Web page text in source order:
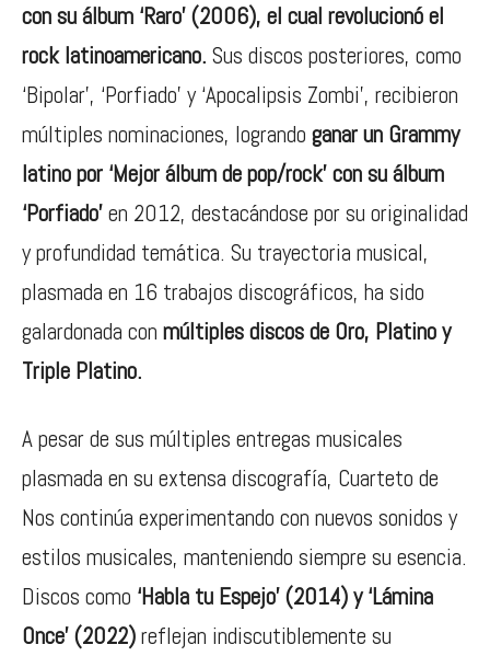
con su álbum ‘Raro’ (2006), el cual revolucionó el
rock latinoamericano. Sus discos posteriores, como
‘Bipolar’, ‘Porfiado’ y ‘Apocalipsis Zombi’, recibieron
múltiples nominaciones, logrando ganar un Grammy
latino por ‘Mejor álbum de pop/rock’ con su álbum
‘Porfiado’en 2012, destacándose por su originalidad
y profundidad temática. Su trayectoria musical,
plasmada en 16 trabajos discográficos, ha sido
galardonada con múltiples discos de Oro, Platino y
Triple Platino.
A pesar de sus múltiples entregas musicales
plasmada en su extensa discografía, Cuarteto de
Nos continúa experimentando con nuevos sonidos y
estilos musicales, manteniendo siempre su esencia.
Discos como ‘Habla tu Espejo’ (2014) y ‘Lámina
Once’ (2022)reflejan indiscutiblemente su